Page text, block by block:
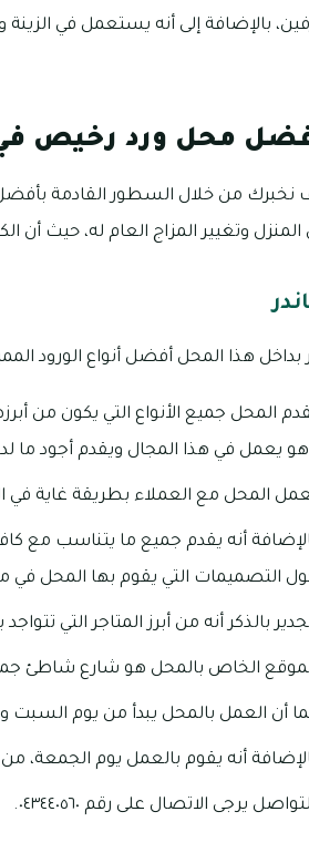
بالإضافة إلى أنه يستعمل في
محل ورد رخيص
من خلال السطور القادمة بأفضل
المنزل وتغيير المزاج العام له، حيث أن
بداخل هذا المحل أفضل أنواع الورود
يعمل في هذا المجال ويقدم أجود ما
المحل مع العملاء بطريقة غاية في
أنه يقدم جميع ما يتناسب مع
التصميمات التي يقوم بها المحل في
بالذكر أنه من أبرز المتاجر التي
الخاص بالمحل هو شارع شاطئ جميرا،
أن العمل بالمحل يبدأ من يوم السبت وحتى يوم الخميس،
أنه يقوم بالعمل يوم الجمعة، من الساعة 9:00 صباحا، وحتى
يرجى الاتصال على رقم ٠٤٣٤٤٠٥٦٠.